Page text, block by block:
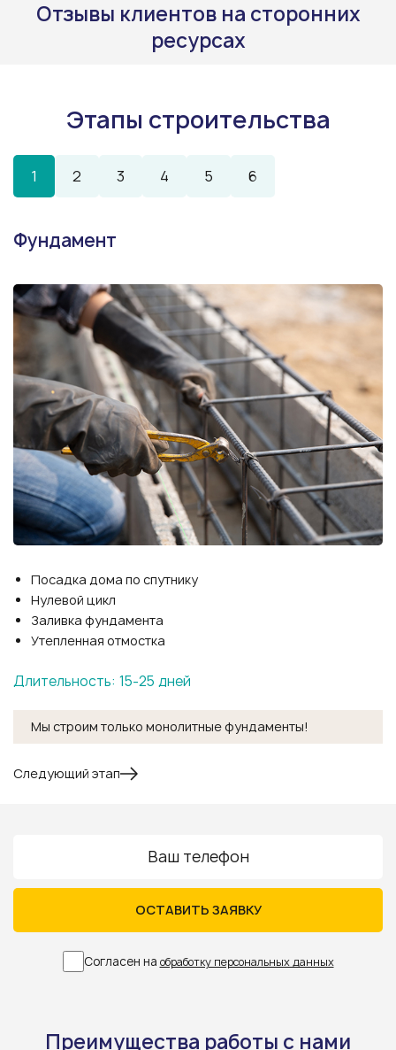
Отзывы клиентов на сторонних
ресурсах
Этапы строительства
1 2 3 4 5 6
Фундамент
Посадка дома по спутнику
Нулевой цикл
Заливка фундамента
Утепленная отмостка
Длительность: 15-25 дней
Мы строим только монолитные фундаменты!
Следующий этап
ОСТАВИТЬ ЗАЯВКУ
Согласен на обработку персональных данных
Преимущества работы с нами